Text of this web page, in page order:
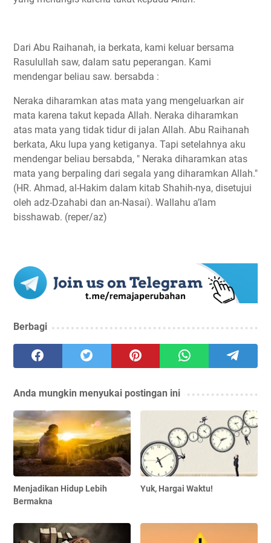
Dari Abu Raihanah, ia berkata, kami keluar bersama
Rasulullah saw, dalam satu peperangan. Kami
mendengar beliau saw. bersabda :
Neraka diharamkan atas mata yang mengeluarkan air
mata karena takut kepada Allah. Neraka diharamkan
atas mata yang tidak tidur di jalan Allah. Abu Raihanah
berkata, Aku lupa yang ketiganya. Tapi setelahnya aku
mendengar beliau bersabda, " Neraka diharamkan atas
mata yang berpaling dari segala yang diharamkan Allah."
(HR. Ahmad, al-Hakim dalam kitab Shahih-nya, disetujui
oleh adz-Dzahabi dan an-Nasai). Wallahu a’lam
bisshawab. (reper/az)
Berbagi
Anda mungkin menyukai postingan ini
Menjadikan Hidup Lebih
Bermakna
Yuk, Hargai Waktu!